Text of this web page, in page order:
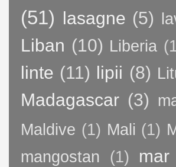
(51) lasagne (5)
Liban (10) Liberia
linte (11) lipii (8)
Madagascar (3)
Maldive (1) Mali (1)
mangostan (1) mar